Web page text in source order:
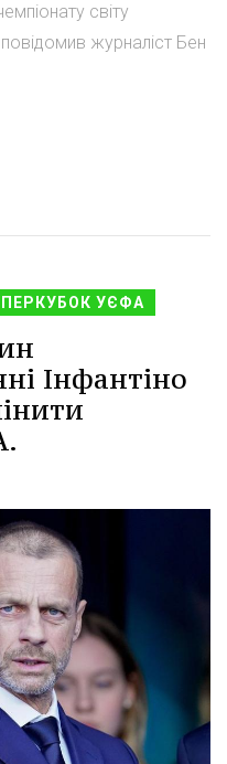
світу
журналіст Бен
УЄФА
Інфантіно